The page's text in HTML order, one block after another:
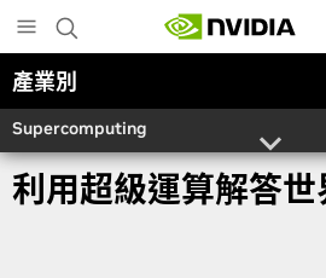
to
main
content
產業別
Supercomputing
利用超級運算解答